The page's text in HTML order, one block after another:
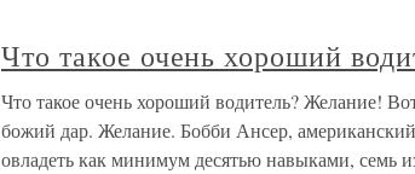
Что такое очень хороший
Что такое очень хороший водитель? Желание!
божий дар. Желание. Бобби Ансер,
овладеть как минимум десятью навыками, семь